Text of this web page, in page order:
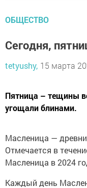
ОБЩЕСТВО
Сегодня,
tetyushy, 15 марта
Пятница – тещины
угощали блинами.
Масленица —
Отмечается в
Масленица в 2024
Каждый день